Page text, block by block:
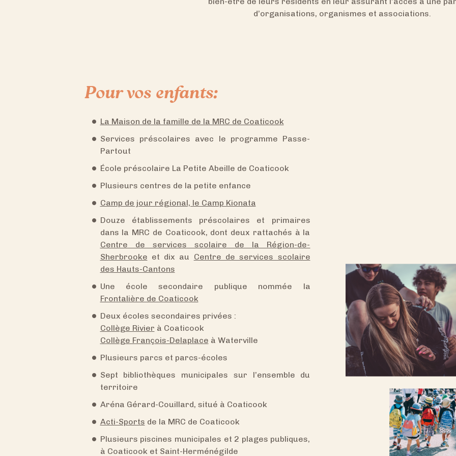
d’organisations, organismes et associations.
Pour vos enfants:
La Maison de la famille de la MRC de Coaticook
Services préscolaires avec le programme Passe-
Partout
École préscolaire La Petite Abeille de Coaticook
Plusieurs centres de la petite enfance
Camp de jour régional, le Camp Kionata
Douze établissements préscolaires et primaires
dans la MRC de Coaticook, dont deux rattachés à la
Centre de services scolaire de la Région-de-
Sherbrooke et dix au Centre de services scolaire
des Hauts-Cantons
Une école secondaire publique nommée la
Frontalière de Coaticook
Deux écoles secondaires privées :
Collège Rivier à Coaticook
Collège François-Delaplace à Waterville
Plusieurs parcs et parcs-écoles
Sept bibliothèques municipales sur l’ensemble du
territoire
Aréna Gérard-Couillard, situé à Coaticook
Acti-Sports de la MRC de Coaticook
Plusieurs piscines municipales et 2 plages publiques,
à Coaticook et Saint-Herménégilde